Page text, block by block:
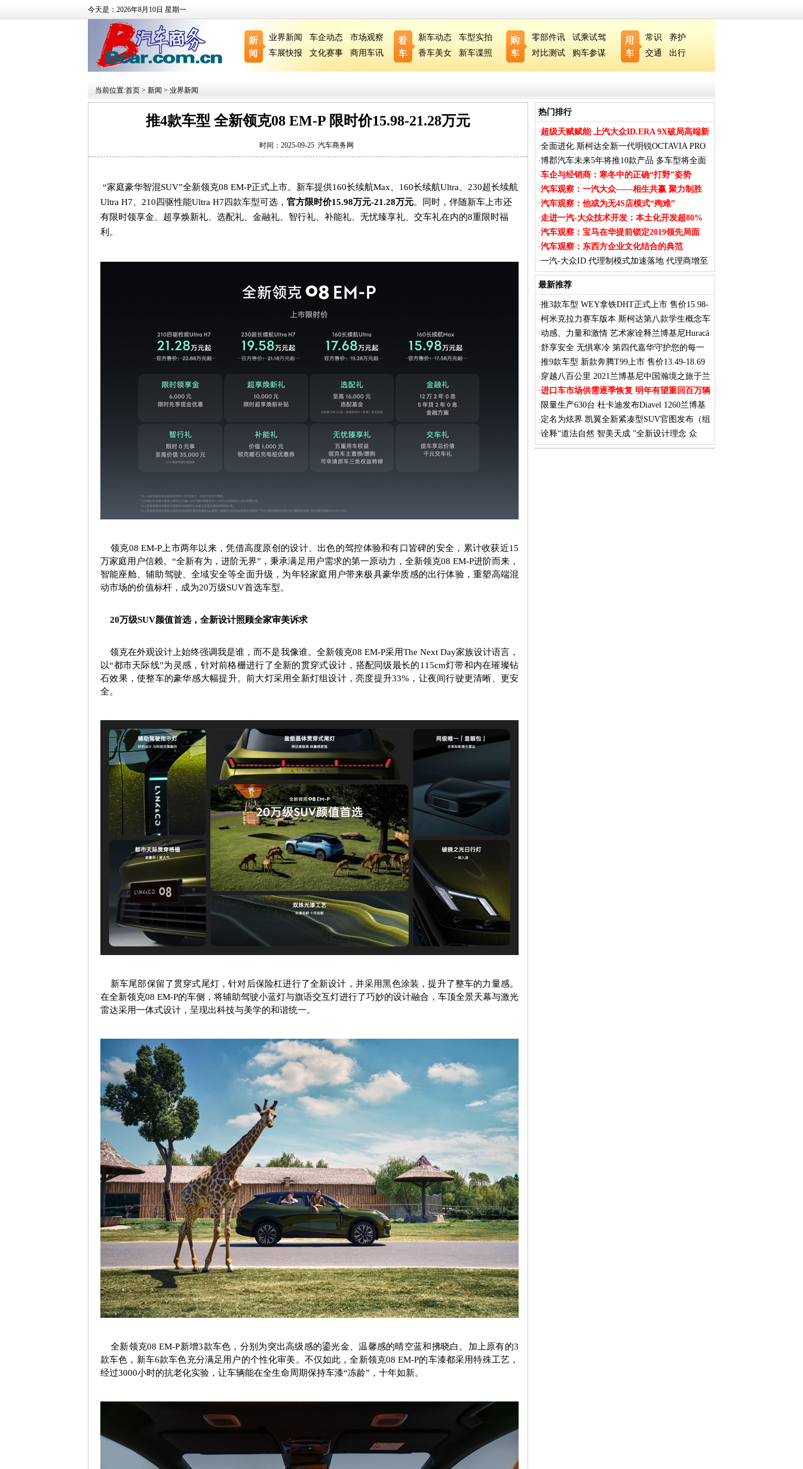
今天是：2026年8月10日 星期一
业界新闻 车企动态
市场观察
车展快报
文化赛事 商用车讯
新车动态
车型实拍
香车美女
新车谍照
零部件讯
试乘试驾
对比测试
购车参谋
常识
养护
交通
出行
当前位置:首页 > 新闻 > 业界新闻
推4款车型 全新领克08 EM-P 限时价15.98-21.28万元
时间：2025-09-25 汽车商务网
“家庭豪华智混SUV”全新领克08 EM-P正式上市。新车提供160长续航Max 160长续航Ultra 230超长续航
Ultra H7
210 四驱性能Ultra H7 四款车型可选， 官方限时价15.98万元-21.28万元。同时，伴随新车上市还
有限时领享金、超享焕新礼、选配礼、金融礼、智行礼、补能礼、无忧臻享礼、交车礼在内的8重限时福
利。
领克08 EM-P 上市两年以来，凭借高度原创的设计、出色的驾控体验和有口皆碑的安全，累计收获近15
万家庭用户信赖。“全新有为，进阶无界”，秉承满足用户需求的第一原动力，全新领克08 EM-P进阶而来，
智能座舱、辅助驾驶、全域安全等全面升级，为年轻家庭用户带来极具豪华质感的出行体验，重塑高端混
动市场的价值标杆，成为20万级SUV首选车型。
20万级SUV颜值首选，全新设计照顾全家审美诉求
领克在外观设计上始终强调我是谁，而不是我像谁。全新领克08 EM-P采用The Next Day家族设计语言，
以“都市天际线”为灵感，针对前格栅进行了全新的贯穿式设计，搭配同级最长的115cm灯带和内在璀璨钻
石效果，使整车的豪华感大幅提升。前大灯采用全新灯组设计，亮度提升33% ，让夜间行驶更清晰、更安
全。
新车尾部保留了贯穿式尾灯，针对后保险杠进行了全新设计，并采用黑色涂装，提升了整车的力量感。
在全新领克08 EM-P的车侧，将辅助驾驶小蓝灯与旗语交互灯进行了巧妙的设计融合，车顶全景天幕与激光
雷达采用一体式设计，呈现出科技与美学的和谐统一。
全新领克08 EM-P新增3款车色，分别为突出高级感的鎏光金、温馨感的晴空蓝和拂晓白。加上原有的3
款车色，新车6款车色充分满足用户的个性化审美。不仅如此，全新领克08 EM-P的车漆都采用特殊工艺，
经过3000小时的抗老化实验，让车辆能在全生命周期保持车漆“冻龄”，十年如新。
热门排行
·超级天赋赋能 上汽大众ID.ERA 9X破局高端新
能
·全面进化 斯柯达全新一代明锐OCTAVIA PRO
内饰
·博郡汽车未来5年将推10款产品 多车型将全面
覆
·车企与经销商：寒冬中的正确“打野”姿势
·汽车观察：一汽大众——相生共赢 聚力制胜
·汽车观察：他或为无4S店模式“殉难”
·走进一汽-大众技术开发：本土化开发超80%
·汽车观察：宝马在华提前锁定2019领先局面
·汽车观察：东西方企业文化结合的典范
·一汽-大众ID.代理制模式加速落地 代理商增至
7
最新推荐
·推3款车型 WEY拿铁DHT正式上市 售价15.98-
17.
·柯米克拉力赛车版本 斯柯达第八款学生概念车
·动感、力量和激情 艺术家诠释兰博基尼Huracá
·舒享安全 无惧寒冷 第四代嘉华守护您的每一
次
·推9款车型 新款奔腾T99上市 售价13.49-18.69
·穿越八百公里 2021兰博基尼中国瀚境之旅于兰
·进口车市场供需逐季恢复 明年有望重回百万辆
· 限量生产630台 杜卡迪发布Diavel 1260兰博基
·定名为炫界 凯翼全新紧凑型SUV官图发布（组
图）
·诠释“道法自然 智美天成 ”全新设计理念 众